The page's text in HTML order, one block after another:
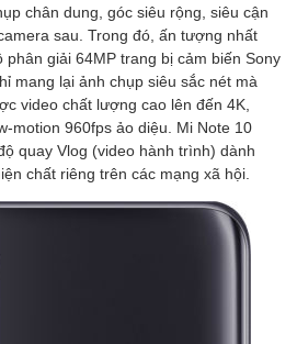
chân dung, góc siêu rộng, siêu cận
sau. Trong đó, ấn tượng nhất
giải 64MP trang bị cảm biến Sony
mang lại ảnh chụp siêu sắc nét mà
video chất lượng cao lên đến 4K,
motion 960fps ảo diệu. Mi Note 10
quay Vlog (video hành trình) dành
chất riêng trên các mạng xã hội.